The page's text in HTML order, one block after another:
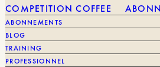
COMPETITION COFFEE
ABONNEMENTS
BLOG
TRAINING
PROFESSIONNEL